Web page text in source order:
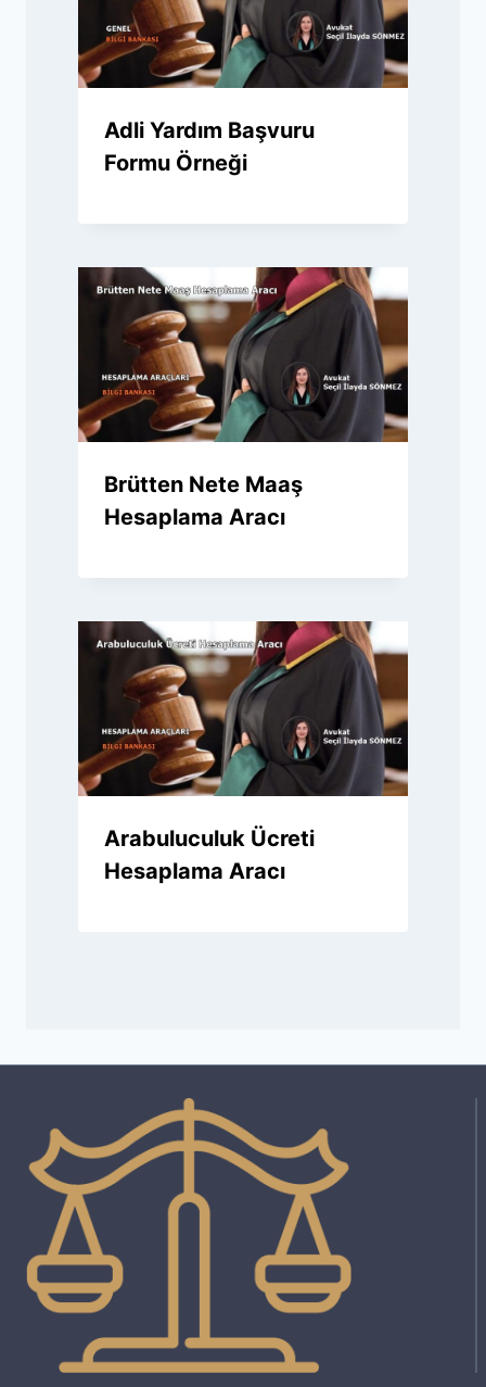
Adli Yardım Başvuru
Formu Örneği
Brütten Nete Maaş
Hesaplama Aracı
Arabuluculuk Ücreti
Hesaplama Aracı